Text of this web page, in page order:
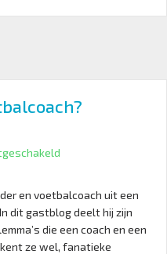
voetbalcoach?
(gastblog)
en voetbalcoach uit een
dit gastblog deelt hij zijn
die een coach en een
ze wel, fanatieke